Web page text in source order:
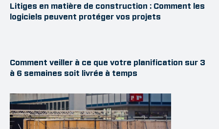
Litiges en matière de construction : Comment les
logiciels peuvent protéger vos projets
Comment veiller à ce que votre planification sur 3
à 6 semaines soit livrée à temps